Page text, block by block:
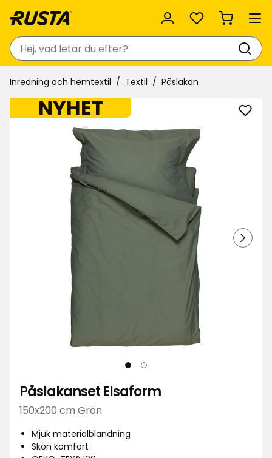
Favoriter
Sök
Inredning och hemtextil Textil Påslakan
NYHET
Lägg
Påslakanset Elsaform
150x200 cm Grön
Mjuk materialblandning
Skön komfort